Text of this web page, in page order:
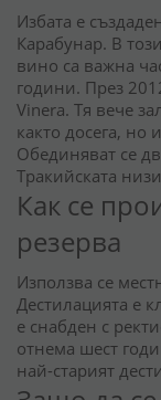
Избата е
Карабунар. В
вино са важна
години. През
Vinera. Тя вече
както досега, но
Обединяват се
Тракийската
Как се
резерва
Използва се
Дестилацията е
е снабден с
отнема шест
най-старият